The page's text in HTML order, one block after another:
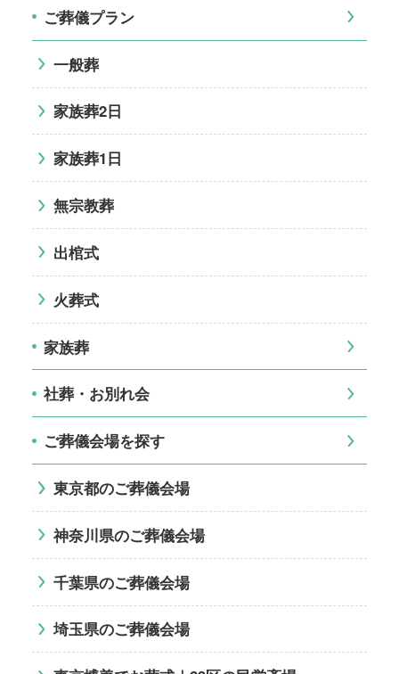
ご葬儀プラン
一般葬
家族葬2日
家族葬1日
無宗教葬
出棺式
火葬式
家族葬
社葬・お別れ会
ご葬儀会場を探す
東京都のご葬儀会場
神奈川県のご葬儀会場
千葉県のご葬儀会場
埼玉県のご葬儀会場